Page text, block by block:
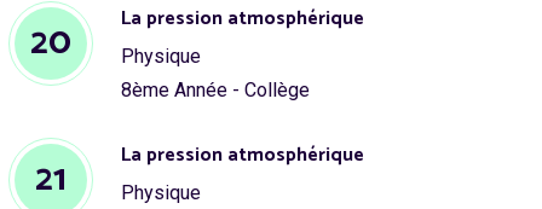
20 La pression atmosphérique
Physique
8ème Année - Collège
21 La pression atmosphérique
Physique